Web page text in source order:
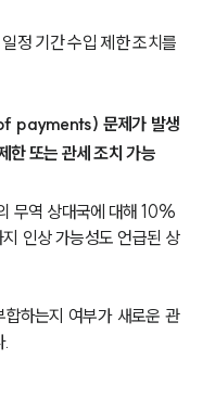
정 기간 수입 제한 조치를
payments) 문제가 발생
한 또는 관세 조치 가능
무역 상대국에 대해 10%
인상 가능성도 언급된 상
하는지 여부가 새로운 관
.